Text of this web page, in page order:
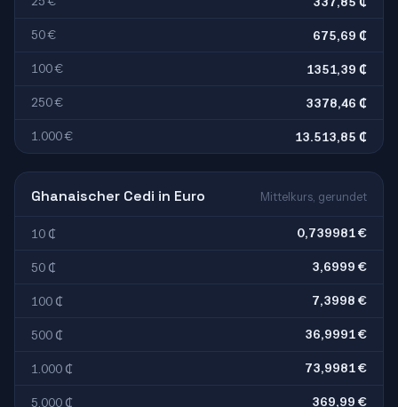
50 € 675,69 ₵
100 € 1351,39 ₵
250 € 3378,46 ₵
1.000 € 13.513,85 ₵
Ghanaischer Cedi in Euro Mittelkurs, gerundet
10 ₵ 0,739981 €
50 ₵ 3,6999 €
100 ₵ 7,3998 €
500 ₵ 36,9991 €
1.000 ₵ 73,9981 €
5.000 ₵ 369,99 €